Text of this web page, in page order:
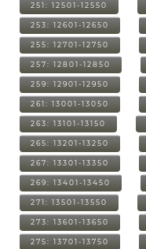
251: 12501-12550
253: 12601-12650
255: 12701-12750
257: 12801-12850
259: 12901-12950
261: 13001-13050
263: 13101-13150
265: 13201-13250
267: 13301-13350
269: 13401-13450
271: 13501-13550
273: 13601-13650
275: 13701-13750